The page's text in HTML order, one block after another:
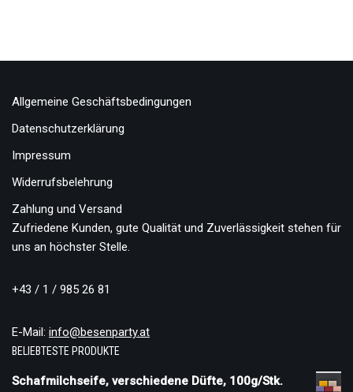
Allgemeine Geschäftsbedingungen
Datenschutzerklärung
Impressum
Widerrufsbelehrung
Zahlung und Versand
Zufriedene Kunden, gute Qualität und Zuverlässigkeit stehen für
uns an höchster Stelle.
+43 / 1 / 985 26 81
E-Mail: info@besenparty.at
BELIEBTESTE PRODUKTE
Schafmilchseife, verschiedene Düfte, 100g/Stk.